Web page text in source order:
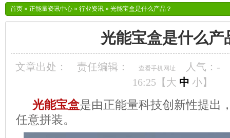
首页 » 正能量资讯中心 » 行业资讯 » 光能宝盒是什么产品？
光能宝盒是什么产
文章出处： 责任编辑： 查看手机网址 人气： -
16:25【 大 中 小】
光能宝盒是由正能量科技创新性提出
任意拼装。